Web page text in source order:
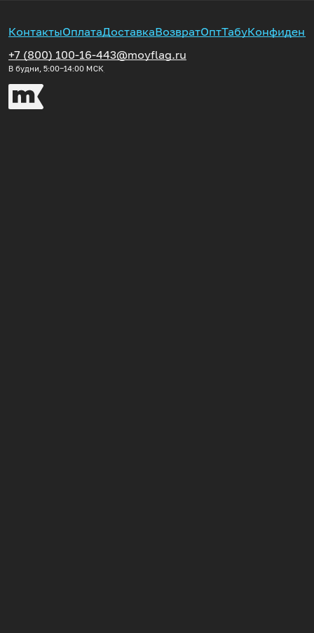
КонтактыОплатаДоставкаВозвратОптТабу
+7 (800) 100-16-44
В будни, 5:00‒14:00 МСК
3@moyflag.ru